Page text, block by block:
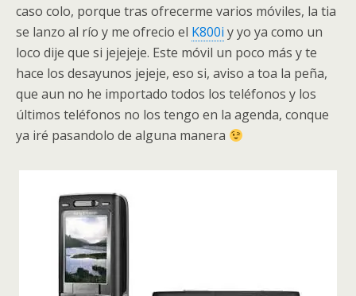
caso colo, porque tras ofrecerme varios móviles, la tia
se lanzo al río y me ofrecio el K800i y yo ya como un
loco dije que si jejejeje. Este móvil un poco más y te
hace los desayunos jejeje, eso si, aviso a toa la peña,
que aun no he importado todos los teléfonos y los
últimos teléfonos no los tengo en la agenda, conque
ya iré pasandolo de alguna manera